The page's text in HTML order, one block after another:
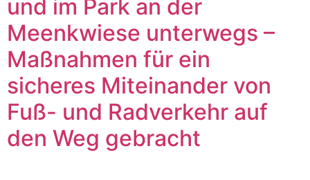
und im Park an der
Meenkwiese unterwegs –
Maßnahmen für ein
sicheres Miteinander von
Fuß- und Radverkehr auf
den Weg gebracht